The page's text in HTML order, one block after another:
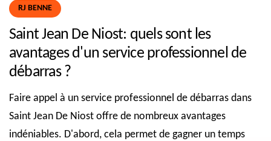
RJ BENNE
Saint Jean De Niost: quels sont les
avantages d'un service professionnel de
débarras ?
Faire appel à un service professionnel de débarras dans
Saint Jean De Niost offre de nombreux avantages
indéniables. D'abord, cela permet de gagner un temps